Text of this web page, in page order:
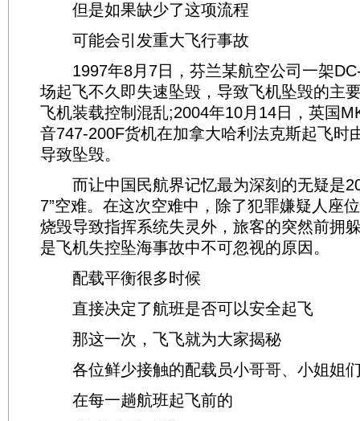
但是如果缺少了这项流程
可能会引发重大飞行事故
1997年8月7日，芬兰某航空公司一架
场起飞不久即失速坠毁，导致飞机坠毁的主
飞机装载控制混乱;2004年10月14日，英国
音747-200F货机在加拿大哈利法克斯起飞时
导致坠毁。
而让中国民航界记忆最为深刻的无疑是
7”空难。在这次空难中，除了犯罪嫌疑人座
烧毁导致指挥系统失灵外，旅客的突然前拥
是飞机失控坠海事故中不可忽视的原因。
配载平衡很多时候
直接决定了航班是否可以安全起飞
那这一次，飞飞就为大家揭秘
各位鲜少接触的配载员小哥哥、小姐姐
在每一趟航班起飞前的